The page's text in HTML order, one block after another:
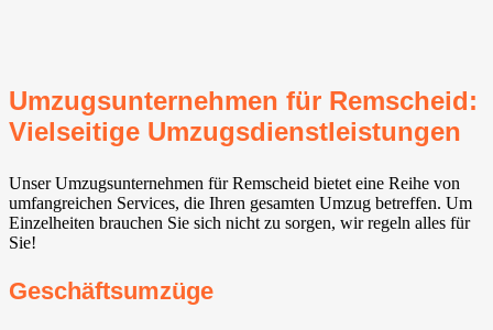
Umzugsunternehmen für Remscheid:
Vielseitige Umzugsdienstleistungen
Unser Umzugsunternehmen für Remscheid bietet eine Reihe von
umfangreichen Services, die Ihren gesamten Umzug betreffen. Um
Einzelheiten brauchen Sie sich nicht zu sorgen, wir regeln alles für
Sie!
Geschäftsumzüge